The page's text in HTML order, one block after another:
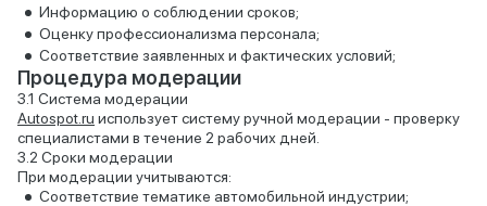
Информацию о соблюдении сроков;
Оценку профессионализма персонала;
Соответствие заявленных и фактических условий;
Процедура модерации
Система модерации
Autospot.ru использует систему ручной модерации - проверку
специалистами в течение 2 рабочих дней.
Сроки модерации
При модерации учитываются:
Соответствие тематике автомобильной индустрии;